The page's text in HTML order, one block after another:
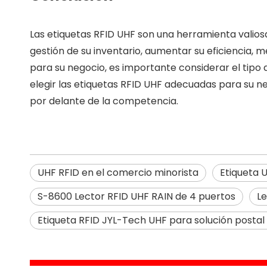
Las etiquetas RFID UHF son una herramienta
gestión de su inventario, aumentar su eficiencia,
para su negocio, es importante considerar el tipo
elegir las etiquetas RFID UHF adecuadas para
por delante de la competencia.
UHF RFID en el comercio minorista
Etiqueta
S-8600 Lector RFID UHF RAIN de 4 puertos
Etiqueta RFID JYL-Tech UHF para solución